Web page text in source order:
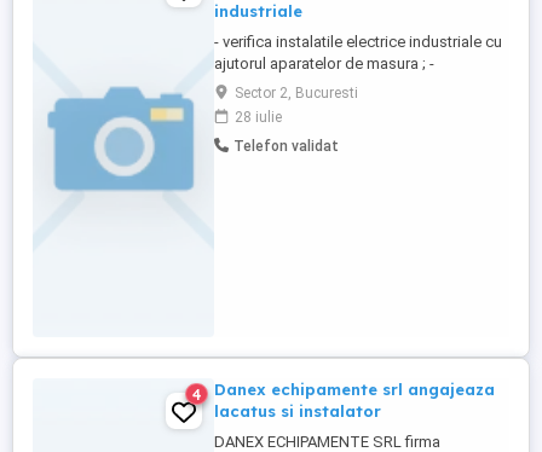
industriale
- verifica instalatile electrice industriale cu
ajutorul aparatelor de masura ; -
inlocuieste si repara echipamentul electric
defect;( tablouri forta 230 - 380 volti si
tablouri de automatizare si motoare
electrice); - pune sub tensiune instalatia; -
Sector 2, Bucuresti
28 iulie
Telefon validat
4
Danex echipamente srl angajeaza
lacatus si instalator
DANEX ECHIPAMENTE SRL firma